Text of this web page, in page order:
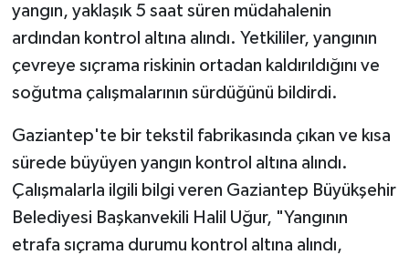
yangın, yaklaşık 5 saat süren müdahalenin
ardından kontrol altına alındı. Yetkililer, yangının
çevreye sıçrama riskinin ortadan kaldırıldığını ve
soğutma çalışmalarının sürdüğünü bildirdi.
Gaziantep'te bir tekstil fabrikasında çıkan ve kısa
sürede büyüyen yangın kontrol altına alındı.
Çalışmalarla ilgili bilgi veren Gaziantep Büyükşehir
Belediyesi Başkanvekili Halil Uğur, "Yangının
etrafa sıçrama durumu kontrol altına alındı,
Teknoloji
Türkiye
Video Haber
Yaşam
Yeme-İçme